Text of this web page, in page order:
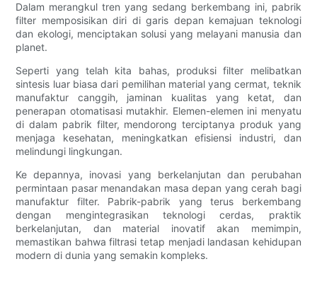
Dalam merangkul tren yang sedang berkembang ini, pabrik
filter memposisikan diri di garis depan kemajuan teknologi
dan ekologi, menciptakan solusi yang melayani manusia dan
planet.
Seperti yang telah kita bahas, produksi filter melibatkan
sintesis luar biasa dari pemilihan material yang cermat, teknik
manufaktur canggih, jaminan kualitas yang ketat, dan
penerapan otomatisasi mutakhir. Elemen-elemen ini menyatu
di dalam pabrik filter, mendorong terciptanya produk yang
menjaga kesehatan, meningkatkan efisiensi industri, dan
melindungi lingkungan.
Ke depannya, inovasi yang berkelanjutan dan perubahan
permintaan pasar menandakan masa depan yang cerah bagi
manufaktur filter. Pabrik-pabrik yang terus berkembang
dengan mengintegrasikan teknologi cerdas, praktik
berkelanjutan, dan material inovatif akan memimpin,
memastikan bahwa filtrasi tetap menjadi landasan kehidupan
modern di dunia yang semakin kompleks.